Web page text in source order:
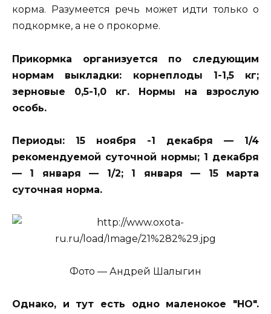
корма. Разумеется речь может идти только о
подкормке, а не о прокорме.
Прикормка организуется по следующим
нормам выкладки: корнеплоды 1-1,5 кг;
зерновые 0,5-1,0 кг. Нормы на взрослую
особь.
Периоды: 15 ноября -1 декабря — 1/4
рекомендуемой суточной нормы; 1 декабря
— 1 января — 1/2; 1 января — 15 марта
суточная норма.
Фото — Андрей Шалыгин
Однако, и тут есть одно маленокое "НО".